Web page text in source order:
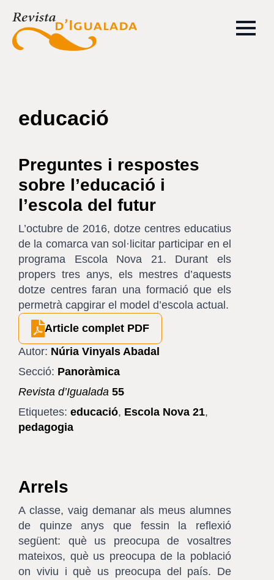
educació
Preguntes i respostes
sobre l’educació i
l’escola del futur
L’octubre de 2016, dotze centres educatius
de la comarca van sol·licitar participar en el
programa Escola Nova 21. Durant els
propers tres anys, els mestres d’aquests
dotze centres faran una formació que els
permetrà capgirar el model d’escola actual.
Article complet PDF
Autor: Núria Vinyals Abadal
Secció: Panoràmica
Revista d’Igualada 55
Etiquetes: educació, Escola Nova 21,
pedagogia
Arrels
A classe, vaig demanar als meus alumnes
de quinze anys que fessin la reflexió
següent: què us preocupa de vosaltres
mateixos, què us preocupa de la població
on viviu i què us preocupa del país. De